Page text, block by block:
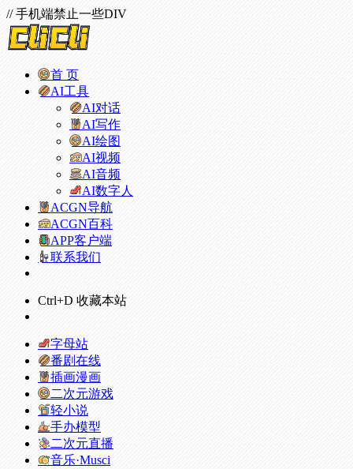
// 手机端禁止一些DIV
首 页
AI工具
AI对话
AI写作
AI绘图
AI视频
AI音频
AI数字人
ACGN导航
ACGN百科
APP客户端
联系我们
Ctrl+D 收藏本站
字母站
番剧在线
插画漫画
二次元游戏
轻小说
手办模型
二次元直播
音乐·Musci